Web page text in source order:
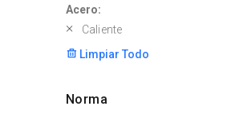
Acero:
Caliente
Limpiar Todo
Norma